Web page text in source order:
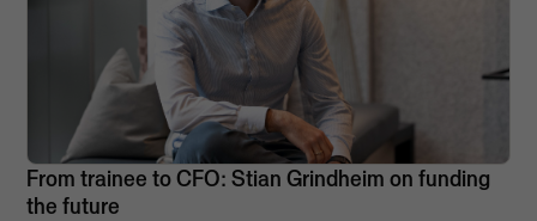
From trainee to CFO: Stian Grindheim on funding
the future